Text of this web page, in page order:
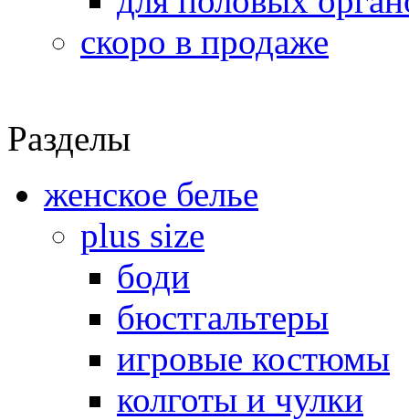
скоро в продаже
Разделы
женское белье
plus size
боди
бюстгальтеры
игровые костюмы
колготы и чулки